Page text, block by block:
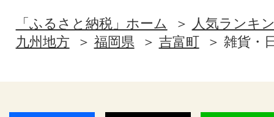
「ふるさと納税」ホーム
人気ランキ
九州地方
福岡県 吉富町 雑貨・